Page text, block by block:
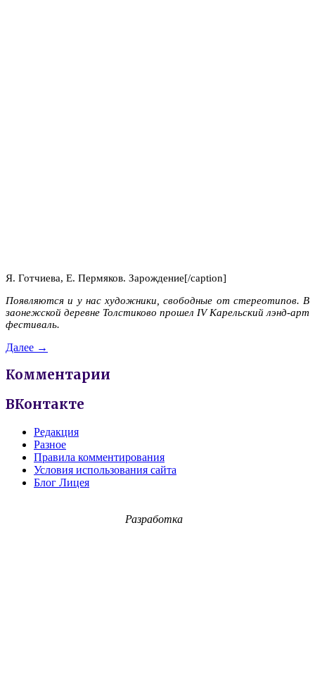
Я. Готчиева, Е. Пермяков. Зарождение[/caption]
Появляются и у нас художники, свободные от стереотипов. В
заонежской деревне Толстиково прошел IV Карельский лэнд-арт
фестиваль.
Далее →
Комментарии
ВКонтакте
Редакция
Разное
Правила комментирования
Условия использования сайта
Блог Лицея
Разработка